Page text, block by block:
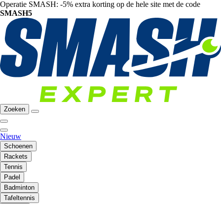
Operatie SMASH: -5% extra korting op de hele site met de code
SMASH5
Zoeken
Nieuw
Schoenen
Rackets
Tennis
Padel
Badminton
Tafeltennis